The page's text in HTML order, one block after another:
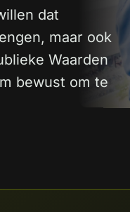
dat
maar ook
Waarden
bewust om te